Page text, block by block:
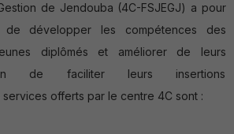
de Jendouba (4C-FSJEGJ) a pour
développer les compétences des
diplômés et améliorer de leurs
de faciliter leurs insertions
offerts par le centre 4C sont :